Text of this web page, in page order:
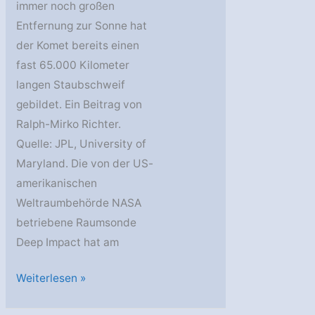
immer noch großen
Entfernung zur Sonne hat
der Komet bereits einen
fast 65.000 Kilometer
langen Staubschweif
gebildet. Ein Beitrag von
Ralph-Mirko Richter.
Quelle: JPL, University of
Maryland. Die von der US-
amerikanischen
Weltraumbehörde NASA
betriebene Raumsonde
Deep Impact hat am
Deep
Weiterlesen »